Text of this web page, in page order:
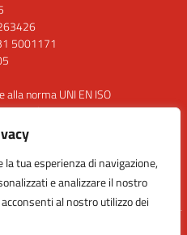
tua esperienza di navigazione,
e analizzare il nostro
al nostro utilizzo dei
5001171
norma UNI EN ISO
attività: "Progettazione
secondaria di
visualizzare il certificato